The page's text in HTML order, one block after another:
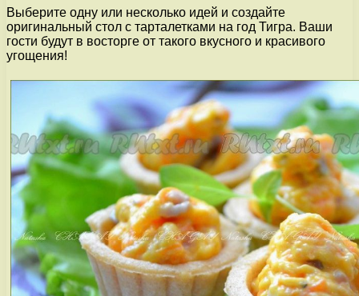
Выберите одну или несколько идей и создайте
оригинальный стол с тарталетками на год Тигра. Ваши
гости будут в восторге от такого вкусного и красивого
угощения!